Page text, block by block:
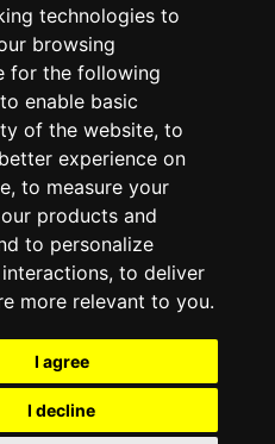
technologies to
browsing
for the following
to enable basic
of the website, to
experience on
, to measure your
products and
to personalize
, to deliver
more relevant to you.
I agree
I decline
aizsargātas